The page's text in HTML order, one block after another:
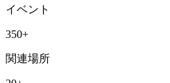
イベント
350+
関連場所